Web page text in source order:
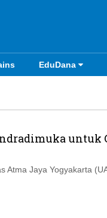
EduDana
untuk
Atma Jaya Yogyakarta